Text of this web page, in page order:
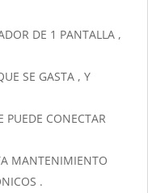
DE 1 PANTALLA ,
SE GASTA , Y
CONECTAR
MANTENIMIENTO
.